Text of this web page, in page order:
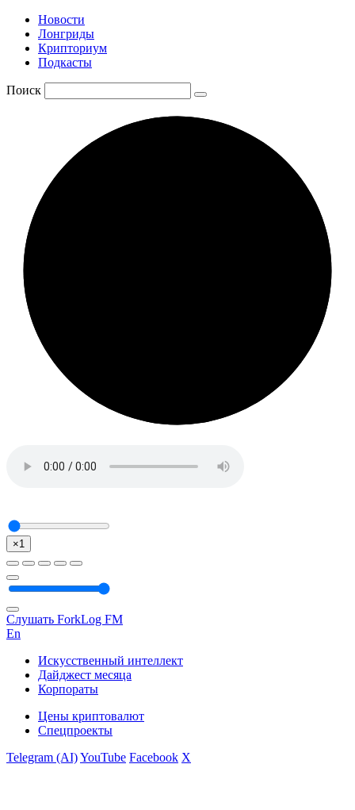
Новости
Лонгриды
Крипториум
Подкасты
Поиск
×1
Слушать ForkLog FM
En
Искусственный интеллект
Дайджест месяца
Корпораты
Цены криптовалют
Спецпроекты
Telegram (AI)YouTube Facebook X